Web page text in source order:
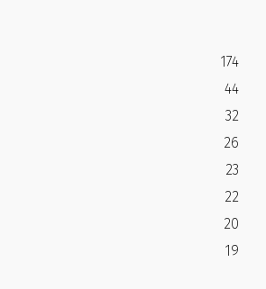
174
44
32
26
23
22
20
19